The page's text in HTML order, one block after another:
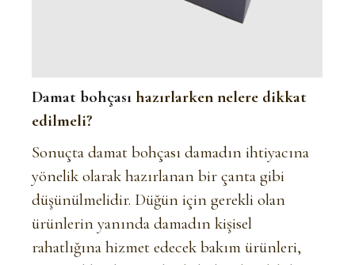
Damat bohçası hazırlarken nelere dikkat
edilmeli?
Sonuçta damat bohçası damadın ihtiyacına
yönelik olarak hazırlanan bir çanta gibi
düşünülmelidir. Düğün için gerekli olan
ürünlerin yanında damadın kişisel
rahatlığına hizmet edecek bakım ürünleri,